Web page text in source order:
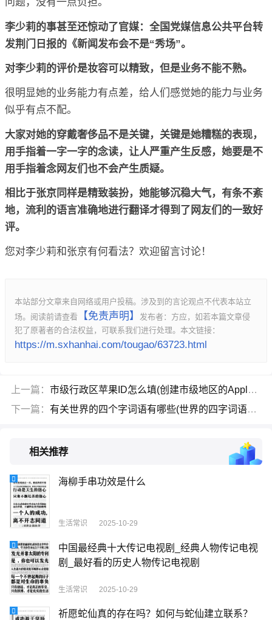
问题，没有一点负担。
李少莉的事甚至还惊动了官媒：全国党媒信息公共平台转
发荆门日报的《新闻发布会不是“秀场”。
对李少莉的评价是妆容可以精致，但是业务不能不熟。
很明显她的业务能力有点差，给人们感觉她的能力与业务
似乎有点不配。
大家对她的穿戴奢侈品不是关键，关键是她糟糕的表现，
用手指着一字一字的念读，让人严重产生反感，她要是不
用手指着念网友们也不会产生质疑。
相比于张京同样是精致装扮，她能够沉稳大气，有条不紊
地，流利的语言准确地进行翻译才得到了网友们的一致好
评。
您对李少莉和张京有何看法？欢迎留言讨论！
本站部分文章来自网络或用户投稿。涉及到的言论观点不代表本站立
场。阅读前请查看
【免责声明】
发布者：方应，如若本篇文章侵
犯了原著者的合法权益，可联系我们进行处理。本文链接：
https://m.sxhanhai.com/tougao/63723.html
上一篇： 市级行政区苹果ID怎么填(创建市级地区的Apple ID方法)
下一篇： 有关世界的四个字词语有哪些(世界的四字词语大全)
相关推荐
海柳手串功效是什么
生活常识 2025-10-29
中国最经典十大传记电视剧_经典人物传记电视
剧_最好看的历史人物传记电视剧
生活常识 2025-10-29
祈愿蛇仙真的存在吗？如何与蛇仙建立联系？